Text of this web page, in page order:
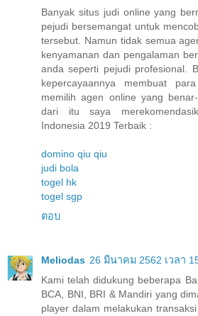
Banyak situs judi online yang
pejudi bersemangat untuk
tersebut. Namun tidak semua
kenyamanan dan pengalaman
anda seperti pejudi profesional.
kepercayaannya membuat
memilih agen online yang
dari itu saya
Indonesia 2019 Terbaik :
domino qiu qiu
judi bola
togel hk
togel sgp
ตอบ
Meliodas 26 มีนาคม 2562 เวลา
Kami telah didukung beberapa
BCA, BNI, BRI & Mandiri yang
player dalam melakukan